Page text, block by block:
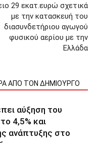
29 εκατ.ευρώ σχετικά
με την κατασκευή του
διασυνδετήριου αγωγού
φυσικού αερίου με την
Ελλάδα
ΑΠΟ ΤΟΝ ΔΗΜΙΟΥΡΓΟ
αύξηση του
4,5% και
ανάπτυξης στο